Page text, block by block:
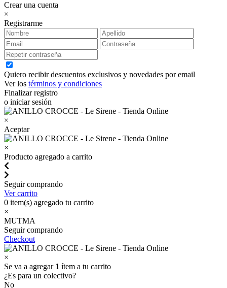
Crear una cuenta
×
Registrarme
Quiero recibir descuentos exclusivos y novedades por email
Ver los términos y condiciones
Finalizar registro
o iniciar sesión
×
Aceptar
×
Producto agregado a carrito
Seguir comprando
Ver carrito
0 item(s) agregado tu carrito
×
MUTMA
Seguir comprando
Checkout
×
Se va a agregar 1 ítem a tu carrito
¿Es para un colectivo?
No